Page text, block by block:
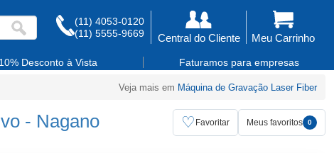
(11) 4053-0120
(11) 5555-9669
Central do Cliente Meu Carrinho
10% Desconto à Vista Faturamos para empresas
Veja mais em Máquina de Gravação Laser Fiber
- Nagano ♡ Favoritar Meus favoritos 0